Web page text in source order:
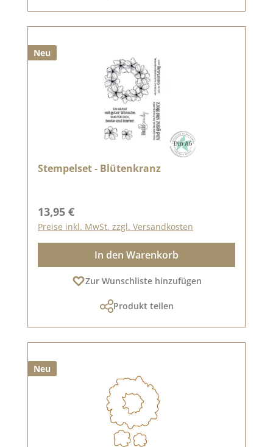
Neu
Stempelset - Blütenkranz
Regulärer Preis:
13,95 €
Preise inkl. MwSt. zzgl. Versandkosten
In den Warenkorb
Zur Wunschliste hinzufügen
Produkt teilen
Neu